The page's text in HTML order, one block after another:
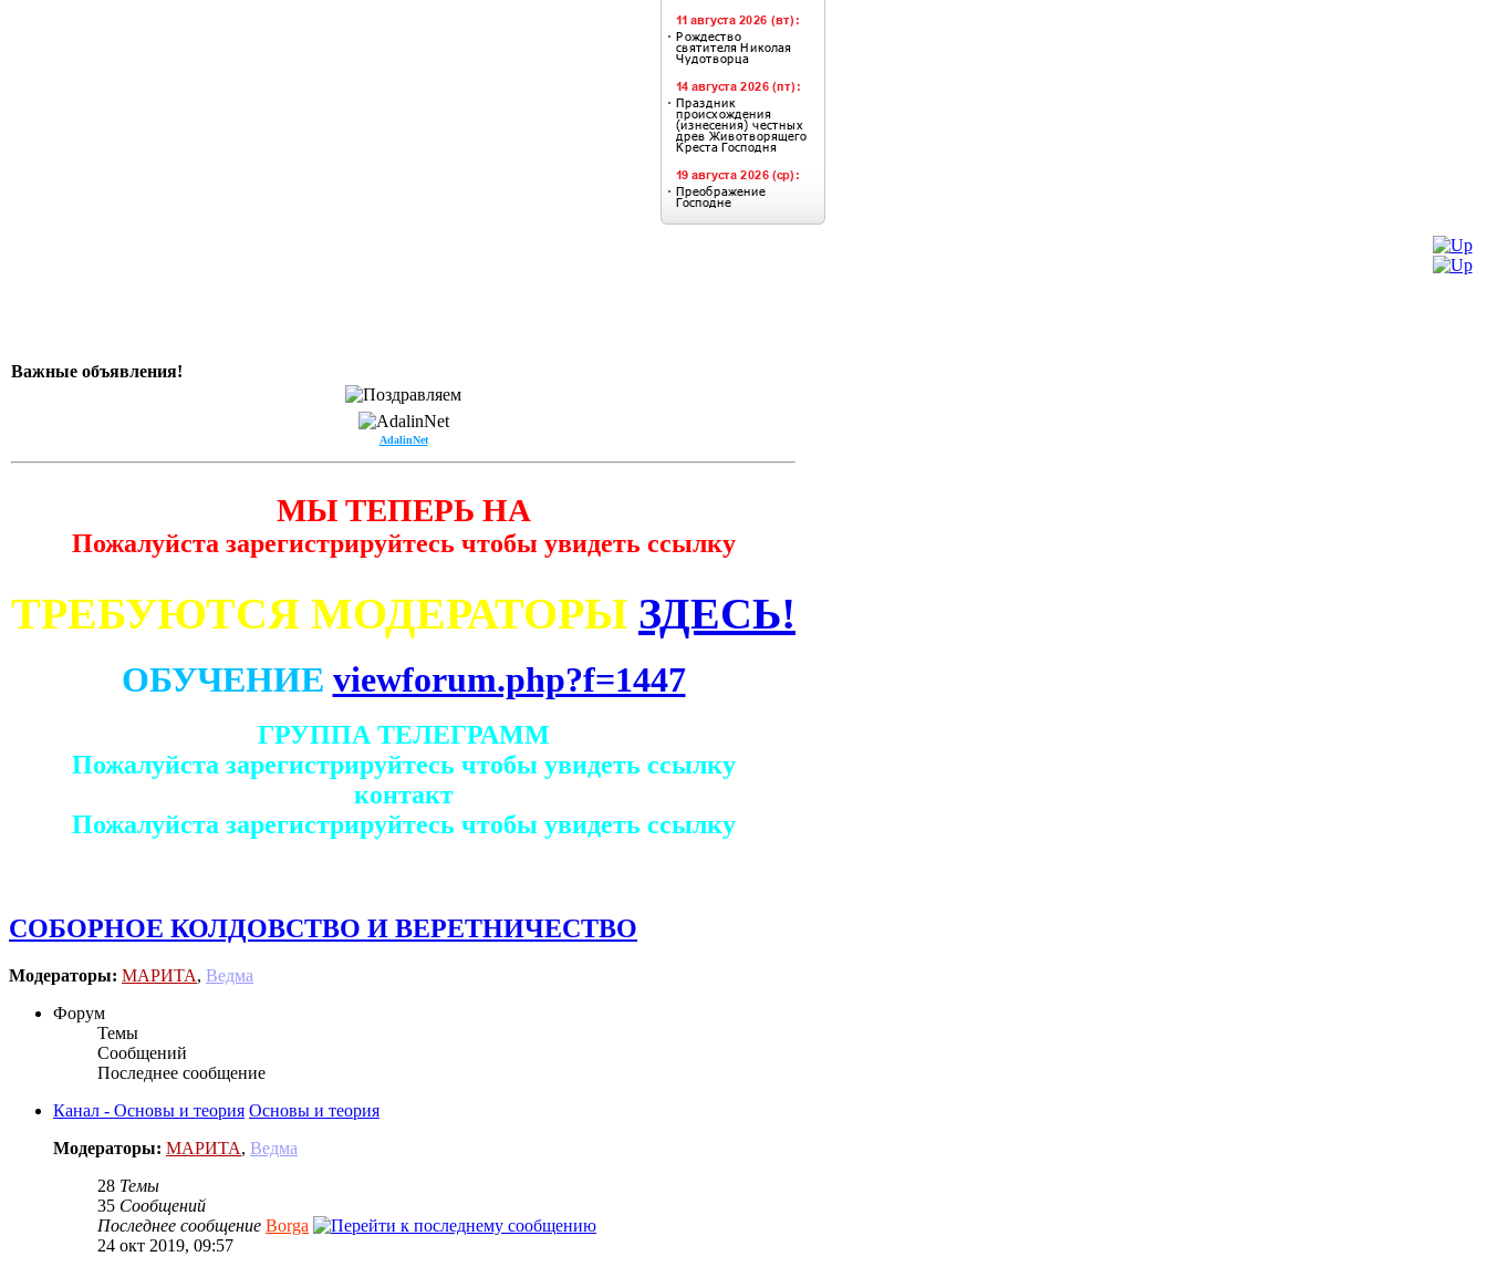
Важные объявления!
AdalinNet
МЫ ТЕПЕРЬ НА
Пожалуйста зарегистрируйтесь чтобы увидеть ссылку
ТРЕБУЮТСЯ МОДЕРАТОРЫ ЗДЕСЬ!
ОБУЧЕНИЕ viewforum.php?f=1447
ГРУППА ТЕЛЕГРАММ
Пожалуйста зарегистрируйтесь чтобы увидеть ссылку
контакт
Пожалуйста зарегистрируйтесь чтобы увидеть ссылку
СОБОРНОЕ КОЛДОВСТВО И ВЕРЕТНИЧЕСТВО
Модераторы: МАРИТА, Ведма
Форум
Темы
Сообщений
Последнее сообщение
Канал - Основы и теория Основы и теория
Модераторы: МАРИТА, Ведма
28 Темы
35 Сообщений
Последнее сообщение Borga
24 окт 2019, 09:57